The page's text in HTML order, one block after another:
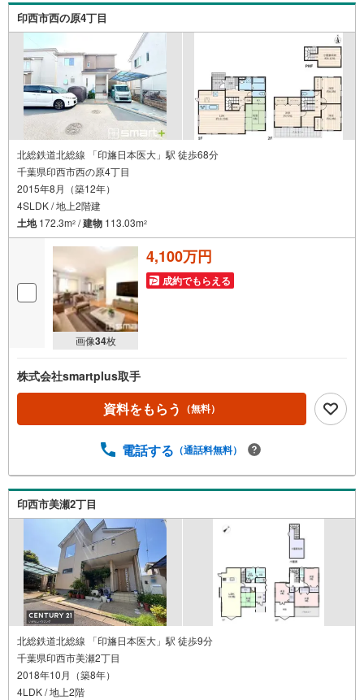
印西市西の原4丁目
北総鉄道北総線 「印旛日本医大」駅 徒歩68分
千葉県印西市西の原4丁目
2015年8月（築12年）
4SLDK / 地上2階建
土地172.3m2 /建物 113.03m2
画像34枚
4,100万円
成約でもらえる
株式会社smartplus取手
資料をもらう （無料）
電話する （通話料無料）
印西市美瀬2丁目
北総鉄道北総線 「印旛日本医大」駅 徒歩9分
千葉県印西市美瀬2丁目
2018年10月（築8年）
4LDK / 地上2階